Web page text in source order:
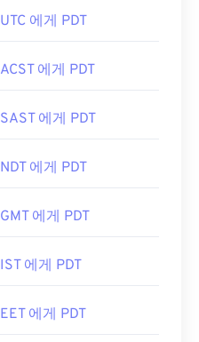
UTC 에게 PDT
ACST 에게 PDT
SAST 에게 PDT
NDT 에게 PDT
GMT 에게 PDT
IST 에게 PDT
EET 에게 PDT